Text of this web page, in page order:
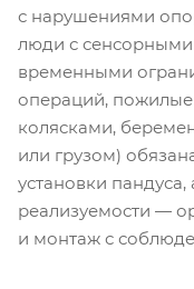
с нарушениями
люди с
временными
операций,
колясками,
или грузом)
установки
реализуемости —
и монтаж с